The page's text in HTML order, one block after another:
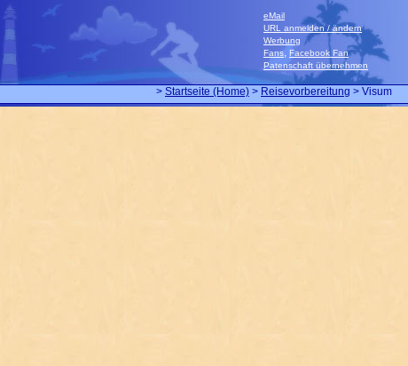
eMail
URL anmelden / ändern
Werbung
Fans, Facebook Fan
Patenschaft übernehmen
> Startseite (Home) > Reisevorbereitung > Visum